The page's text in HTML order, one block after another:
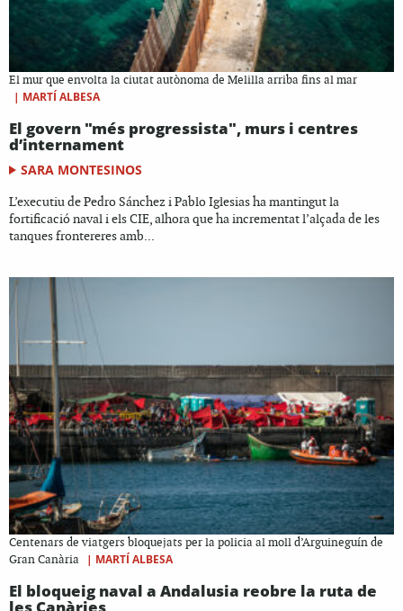
El mur que envolta la ciutat autònoma de Melilla arriba fins al mar
| MARTÍ ALBESA
El govern "més progressista", murs i centres
d’internament
SARA MONTESINOS
L’executiu de Pedro Sánchez i Pablo Iglesias ha mantingut la
fortificació naval i els CIE, alhora que ha incrementat l’alçada de les
tanques frontereres amb...
Centenars de viatgers bloquejats per la policia al moll d’Arguineguín de
Gran Canària
| MARTÍ ALBESA
El bloqueig naval a Andalusia reobre la ruta de
les Canàries